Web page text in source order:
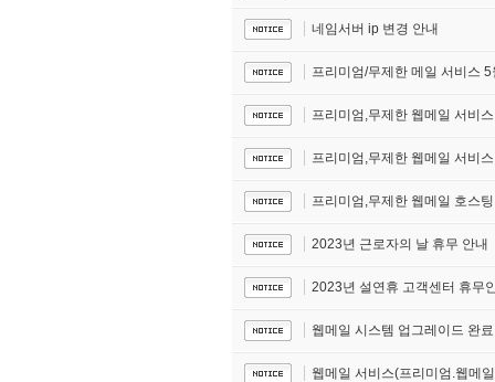
네임서버 ip 변경 안내
프리미엄/무제한 메일 서비스
프리미엄,무제한 웹메일 서비
프리미엄,무제한 웹메일 서비
프리미엄,무제한 웹메일 호스
2023년 근로자의 날 휴무 안내
2023년 설연휴 고객센터 휴무
웹메일 시스템 업그레이드 완료
웹메일 서비스(프리미엄.웹메